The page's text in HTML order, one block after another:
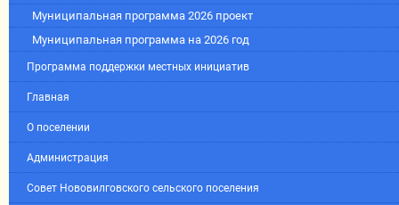
Муниципальная программа 2026 проект
Муниципальная программа на 2026 год
Программа поддержки местных инициатив
Главная
О поселении
Администрация
Совет Нововилговского сельского поселения